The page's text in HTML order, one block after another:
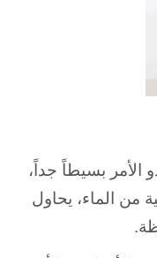
الأمر بسيطاً جداً،
من الماء، يحاول